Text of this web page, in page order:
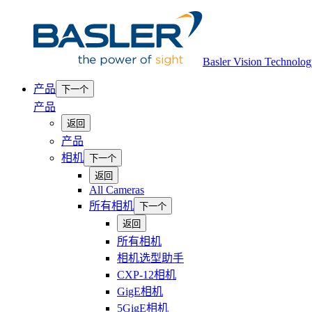
Basler Vision
产品 下一个
产品
返回
产品
相机
下一个
返回
All Cameras
所有相机
下一个
返回
所有相机
相机选型助手
CXP-12相机
GigE相机
5GigE相机